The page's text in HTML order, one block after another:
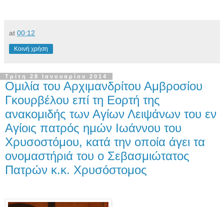
at 00:12
Κοινή χρήση
Τρίτη 28 Ιανουαρίου 2014
Ομιλία του Αρχιμανδρίτου Αμβροσίου
Γκουρβέλου επί τη Εορτή της
ανακομιδής των Αγίων Λειψάνων του εν
Αγίοις πατρός ημών Ιωάννου του
Χρυσοστόμου, κατά την οποία άγει τα
ονομαστήριά του ο Σεβασμιώτατος
Πατρών κ.κ. Χρυσόστομος